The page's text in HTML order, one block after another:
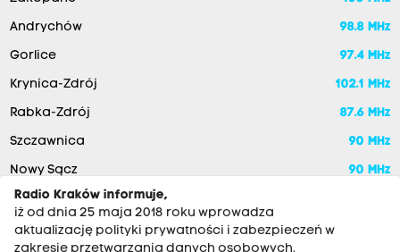
Andrychów 98.8 MHz
Gorlice 97.4 MHz
Krynica-Zdrój 102.1 MHz
Rabka-Zdrój 87.6 MHz
Szczawnica 90 MHz
Nowy Sącz
90 MHz
Radio Kraków informuje,
iż od dnia 25 maja 2018 roku wprowadza
aktualizację polityki prywatności i zabezpieczeń w
zakresie przetwarzania danych osobowych.